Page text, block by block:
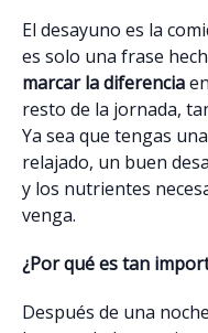
El desayuno es la
es solo una frase
marcar la diferencia
resto de la jornada,
Ya sea que tengas
relajado, un buen
y los nutrientes
venga.
¿Por qué es tan
Después de una